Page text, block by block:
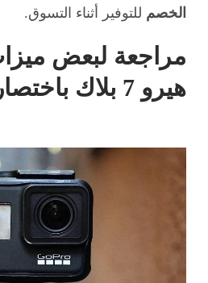
الخصم للتوفير أثناء التسوق.
مراجعة لبعض
هيرو 7 بلاك باختصار